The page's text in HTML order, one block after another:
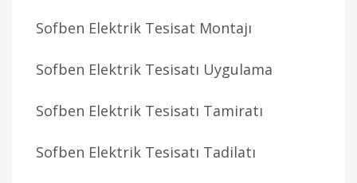
Sofben Elektrik Tesisat Montajı
Sofben Elektrik Tesisatı Uygulama
Sofben Elektrik Tesisatı Tamiratı
Sofben Elektrik Tesisatı Tadilatı